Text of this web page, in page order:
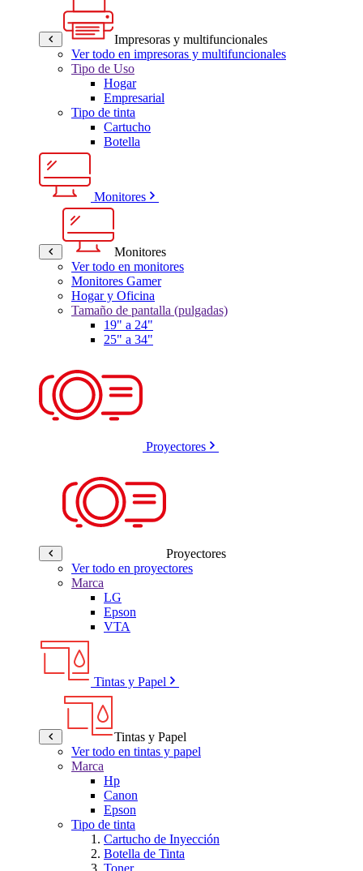
Impresoras y multifuncionales
Ver todo en impresoras y multifuncionales
Tipo de Uso
Hogar
Empresarial
Tipo de tinta
Cartucho
Botella
Monitores
Monitores
Ver todo en monitores
Monitores Gamer
Hogar y Oficina
Tamaño de pantalla (pulgadas)
19" a 24"
25" a 34"
Proyectores
Proyectores
Ver todo en proyectores
Marca
LG
Epson
VTA
Tintas y Papel
Tintas y Papel
Ver todo en tintas y papel
Marca
Hp
Canon
Epson
Tipo de tinta
Cartucho de Inyección
Botella de Tinta
Toner